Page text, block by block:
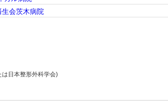
会茨木病院
日本整形外科学会)